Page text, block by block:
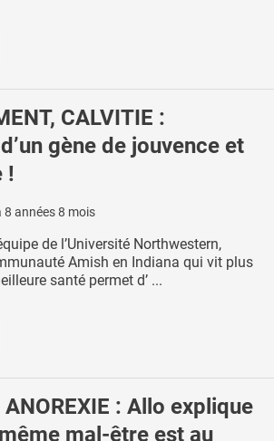
CALVITIE :
gène de jouvence et
!
8 années 8 mois
de l’Université Northwestern,
Amish en Indiana qui vit plus
santé permet d’ ...
ANOREXIE : Allo explique
mal-être est au